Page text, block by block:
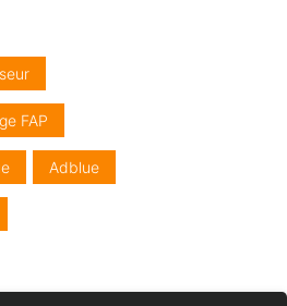
FAP
Adblue